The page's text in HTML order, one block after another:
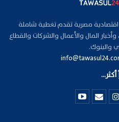
صحيفة اقتصادية مصرية تقدم تغطية شاملة
المال والأعمال والشركات والقطاع
والبنوك.
أكثر...